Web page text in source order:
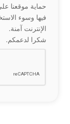
حماية موقعنا
فيها وسوء
الإنترنت آمنة.
شكرا لدعمكم.